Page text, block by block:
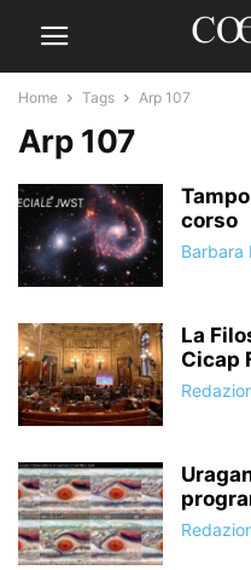
Home Tags Arp 107
Arp 107
corso
Barbara
La
Cicap